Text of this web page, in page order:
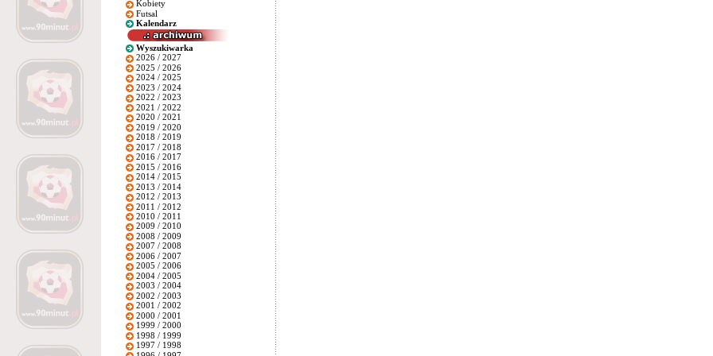
Kobiety
Futsal
Kalendarz
Wyszukiwarka
2026 / 2027
2025 / 2026
2024 / 2025
2023 / 2024
2022 / 2023
2021 / 2022
2020 / 2021
2019 / 2020
2018 / 2019
2017 / 2018
2016 / 2017
2015 / 2016
2014 / 2015
2013 / 2014
2012 / 2013
2011 / 2012
2010 / 2011
2009 / 2010
2008 / 2009
2007 / 2008
2006 / 2007
2005 / 2006
2004 / 2005
2003 / 2004
2002 / 2003
2001 / 2002
2000 / 2001
1999 / 2000
1998 / 1999
1997 / 1998